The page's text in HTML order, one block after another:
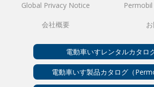
Global Privacy Notice
会社概要
電動車いすレンタルカタロ
電動車いす製品カタログ（